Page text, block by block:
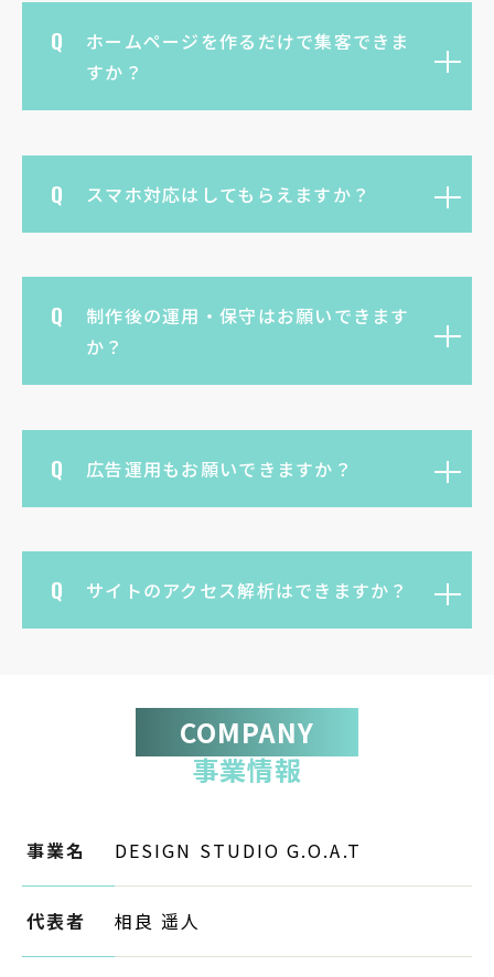
ホームページを作るだけで集客できま
すか？
スマホ対応はしてもらえますか？
制作後の運用・保守はお願いできます
か？
広告運用もお願いできますか？
サイトのアクセス解析はできますか？
COMPANY
事業情報
事業名 DESIGN STUDIO G.O.A.T
代表者 相良 遥人